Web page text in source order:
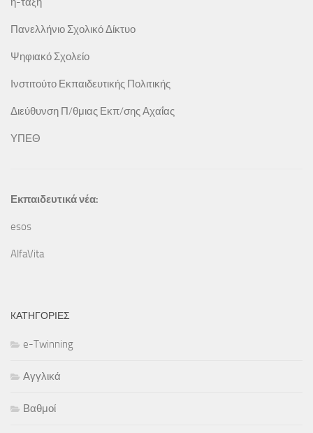
Πανελλήνιο Σχολικό Δίκτυο
Ψηφιακό Σχολείο
Ινστιτούτο Εκπαιδευτικής Πολιτικής
Διεύθυνση Π/θμιας Εκπ/σης Αχαΐας
ΥΠΕΘ
Εκπαιδευτικά νέα:
esos
AlfaVita
KΑΤΗΓΟΡΊΕΣ
e-Twinning
Αγγλικά
Βαθμοί